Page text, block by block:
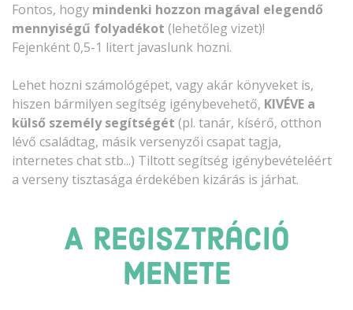
Fontos, hogy mindenki hozzon magával elegendő
mennyiségű folyadékot (lehetőleg vizet)!
Fejenként 0,5-1 litert javaslunk hozni.
Lehet hozni számológépet, vagy akár könyveket is,
hiszen bármilyen segítség igénybevehető, KIVÉVE a
külső személy segítségét (pl. tanár, kísérő, otthon
lévő családtag, másik versenyzői csapat tagja,
internetes chat stb...) Tiltott segítség igénybevételéért
a verseny tisztasága érdekében kizárás is járhat.
A regisztráció
menete